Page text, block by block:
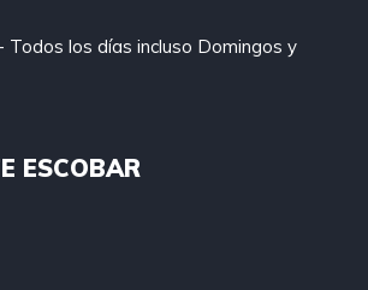
Todos los días incluso Domingos y
ESCOBAR